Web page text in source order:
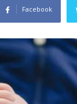
Facebook